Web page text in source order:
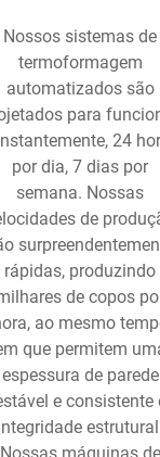
Nossos sistemas de
termoformagem
automatizados são
para
24
por dia, 7 dias por
semana. Nossas
de
rápidas, produzindo
de copos
ao mesmo
que permitem
espessura de parede
e consistente